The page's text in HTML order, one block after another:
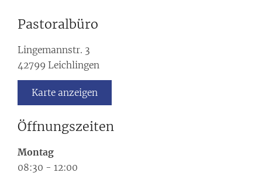
Pastoralbüro
Lingemannstr. 3
42799 Leichlingen
Karte anzeigen
Öffnungszeiten
Montag
08:30 - 12:00